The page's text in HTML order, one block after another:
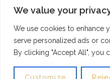
We value your
We use cookies to enhance
serve personalized ads or
By clicking "Accept All", you